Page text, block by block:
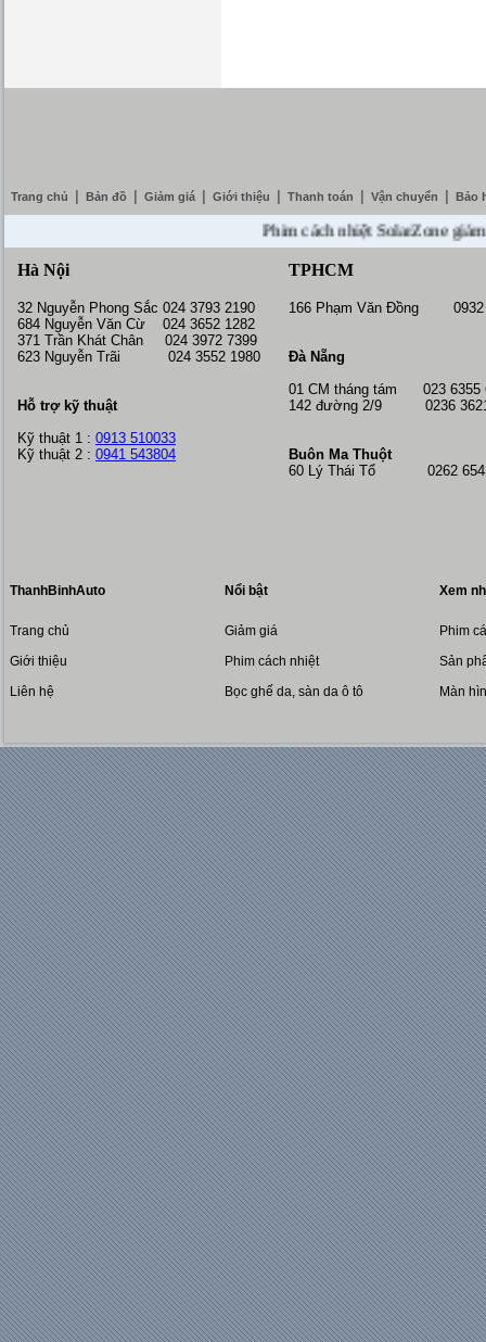
Trang chủ Bản đồ Giảm giá Giới thiệu Thanh toán Vận chuyển Bảo
Phim cách nhiệt SolarZone giảm
Hà Nội
32 Nguyễn Phong Sắc 024 3793 2190
684 Nguyễn Văn Cừ 024 3652 1282
371 Trần Khát Chân 024 3972 7399
623 Nguyễn Trãi 024 3552 1980
Hỗ trợ kỹ thuật
Kỹ thuật 1 : 0913 510033
Kỹ thuật 2 : 0941 543804
TPHCM
166 Phạm Văn Đồng 0932
Đà Nẵng
01 CM tháng tám 023 6355
142 đường 2/9 0236
Buôn Ma Thuột
60 Lý Thái Tổ 0262
ThanhBinhAuto
Trang chủ
Giới thiệu
Liên hệ
Nổi bật
Giảm giá
Phim cách nhiệt
Bọc ghế da, sàn da ô tô
Xem
Phim
Sản
Màn